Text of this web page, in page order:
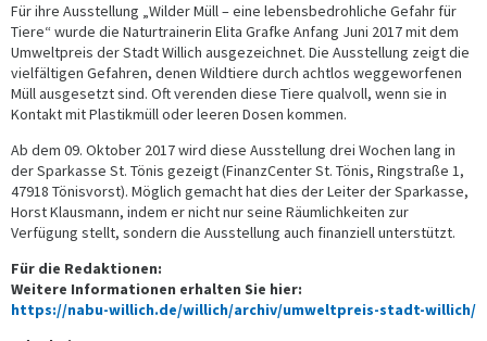
Für ihre Ausstellung „Wilder Müll – eine lebensbedrohliche Gefahr für
Tiere“ wurde die Naturtrainerin Elita Grafke Anfang Juni 2017 mit dem
Umweltpreis der Stadt Willich ausgezeichnet. Die Ausstellung zeigt die
vielfältigen Gefahren, denen Wildtiere durch achtlos weggeworfenen
Müll ausgesetzt sind. Oft verenden diese Tiere qualvoll, wenn sie in
Kontakt mit Plastikmüll oder leeren Dosen kommen.
Ab dem 09. Oktober 2017 wird diese Ausstellung drei Wochen lang in
der Sparkasse St. Tönis gezeigt (FinanzCenter St. Tönis, Ringstraße 1,
47918 Tönisvorst). Möglich gemacht hat dies der Leiter der Sparkasse,
Horst Klausmann, indem er nicht nur seine Räumlichkeiten zur
Verfügung stellt, sondern die Ausstellung auch finanziell unterstützt.
Für die Redaktionen:
Weitere Informationen erhalten Sie hier:
https://nabu-willich.de/willich/archiv/umweltpreis-stadt-willich/